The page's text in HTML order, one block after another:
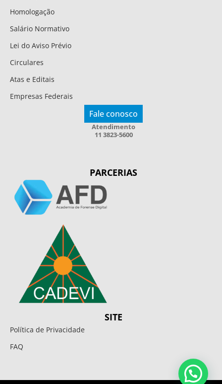
Homologação
Salário Normativo
Lei do Aviso Prévio
Circulares
Atas e Editais
Empresas Federais
Fale conosco
Atendimento
11 3823-5600
PARCERIAS
SITE
Política de Privacidade
FAQ